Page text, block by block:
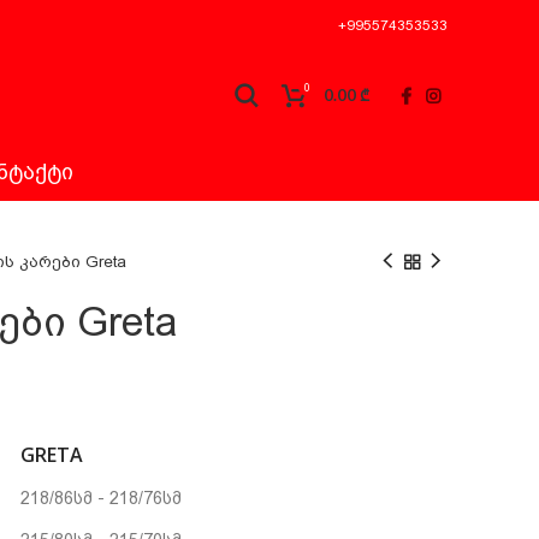
+995574353533
0 0.00₾
კარები Greta
Greta
GRETA
218/86სმ - 218/76სმ